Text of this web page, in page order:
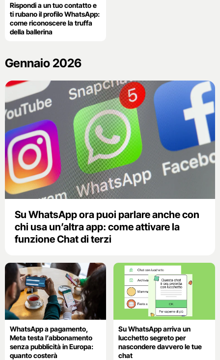
Rispondi a un tuo contatto e
ti rubano il profilo WhatsApp:
come riconoscere la truffa
della ballerina
Gennaio 2026
Su WhatsApp ora puoi parlare anche con
chi usa un’altra app: come attivare la
funzione Chat di terzi
WhatsApp a pagamento,
Meta testa l’abbonamento
senza pubblicità in Europa:
quanto costerà
Su WhatsApp arriva un
lucchetto segreto per
nascondere davvero le tue
chat